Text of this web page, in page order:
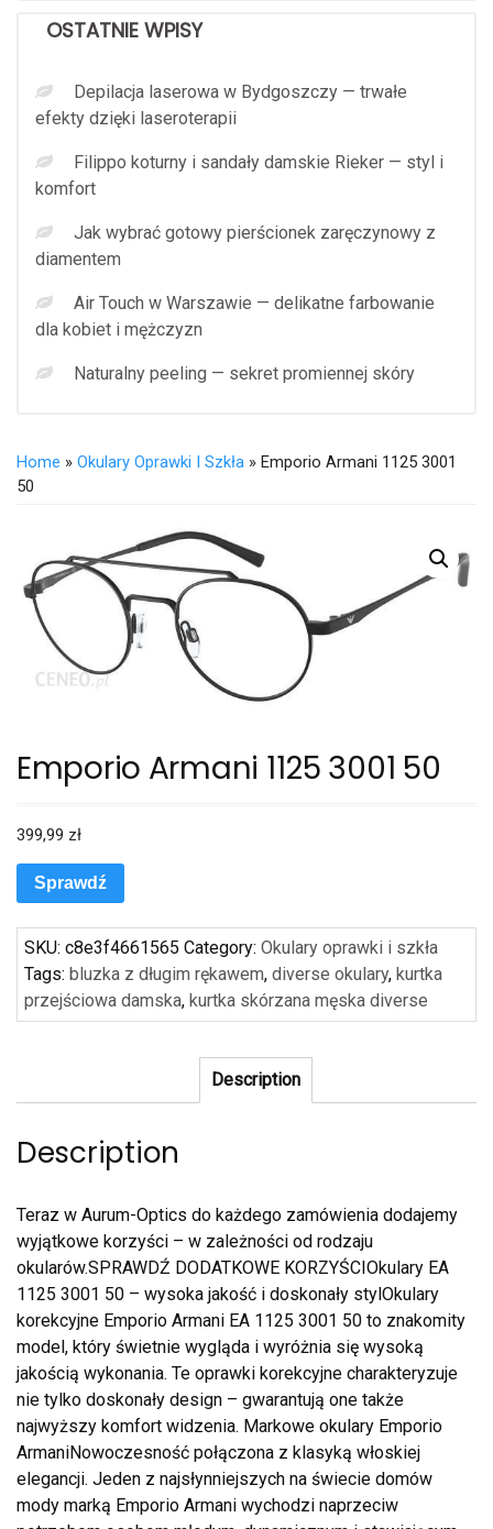
OSTATNIE WPISY
Depilacja laserowa w Bydgoszczy — trwałe
efekty dzięki laseroterapii
Filippo koturny i sandały damskie Rieker — styl i
komfort
Jak wybrać gotowy pierścionek zaręczynowy z
diamentem
Air Touch w Warszawie — delikatne farbowanie
dla kobiet i mężczyzn
Naturalny peeling — sekret promiennej skóry
Home » Okulary Oprawki I Szkła » Emporio Armani 1125 3001
50
Emporio Armani 1125 3001 50
399,99 zł
Sprawdź
SKU: c8e3f4661565 Category: Okulary oprawki i szkła
Tags: bluzka z długim rękawem, diverse okulary, kurtka
przejściowa damska, kurtka skórzana męska diverse
Description
Description
Teraz w Aurum-Optics do każdego zamówienia dodajemy
wyjątkowe korzyści – w zależności od rodzaju
okularów.SPRAWDŹ DODATKOWE KORZYŚCIOkulary EA
1125 3001 50 – wysoka jakość i doskonały stylOkulary
korekcyjne Emporio Armani EA 1125 3001 50 to znakomity
model, który świetnie wygląda i wyróżnia się wysoką
jakością wykonania. Te oprawki korekcyjne charakteryzuje
nie tylko doskonały design – gwarantują one także
najwyższy komfort widzenia. Markowe okulary Emporio
ArmaniNowoczesność połączona z klasyką włoskiej
elegancji. Jeden z najsłynniejszych na świecie domów
mody marką Emporio Armani wychodzi naprzeciw